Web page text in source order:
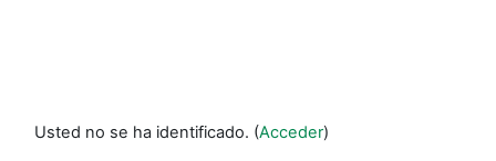
Usted no se ha identificado. (Acceder)